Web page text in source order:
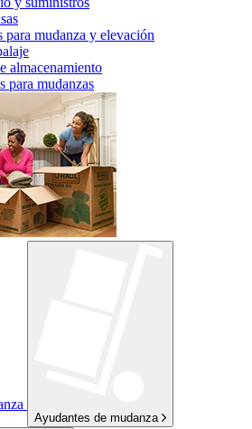
para mudanza y elevación
almacenamiento
para mudanzas
Ayudantes de mudanza